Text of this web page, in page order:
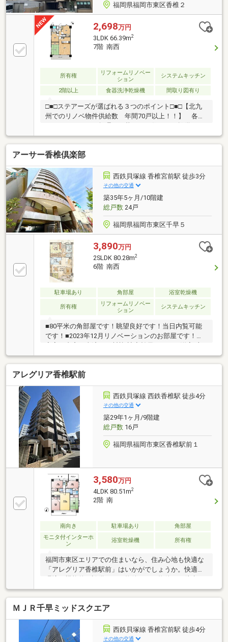
福岡県福岡市東区香椎２
2,698万円
3LDK 66.39m2
7階 南西
所有権
リフォームリノベー
ション
システムキッチン
2階以上 食器洗浄乾燥機 間取り図有り
□■□ステアーズが選ばれる３つのポイント□■□【北九
州でのリノベ物件供給数 年間70戸以上！！】 各エ
リアにおしゃれで無理なく暮らせる住まいを提供して
います！！ 家具付き、ペット可能など特徴様々
♪【住宅ローンに強い】 多くの銀行や信用金庫と提
携をしており、様々なプランをご提案できます♪ 金
利が低い方がいい、通りやすい方がいい、たくさん借
りたいなど、お客様の条件に合わせてご提案致します
♪【有資格者多数！】 ファイナンシャルプランナ
ー、宅地建物取引士、住宅ローンアドバイザーなど多
数資格を持っています！ 無理のない資金計画をご提
案致します♪ お問合せお待ちしております♪
アーサー香椎倶楽部
西鉄貝塚線 香椎宮前駅 徒歩3分
その他の交通
築35年5ヶ月/10階建
総戸数24戸
福岡県福岡市東区千早５
3,890万円
2SLDK 80.28m2
6階 南西
駐車場あり 角部屋 浴室乾燥機
所有権
リフォームリノベー
ション
システムキッチン
■80平米の角部屋です！眺望良好です！当日内覧可能
です！■2023年12月リノベーションのお部屋です！・
寝室は内窓工事済みで断熱/遮音効果あり！（洋室2部
屋二重サッシ）・手をかざすだけで水が出る自動水栓
付き洗面化粧台・トイレは温水洗浄はもちろん、使用
後自動で流れるオート便器洗浄機能付き！フタも自動
開閉機能あり！・お風呂は、ゆったり腰掛けて過ごす
ベンチカウンターあり！24型浴室テレビ、バス天井サ
ウンドステム！・フロント食洗器！その他詳細は担当
までご連絡下さいませ！■最寄り駅、小中学校、スー
パー、ドラッグストア、コンビニ 徒歩約10分圏内
周辺環境大変充実しています！
アレグリア香椎駅前
西鉄貝塚線 西鉄香椎駅 徒歩4分
その他の交通
築29年1ヶ月/9階建
総戸数16戸
福岡県福岡市東区香椎駅前１
3,580万円
4LDK 80.51m2
2階 南
南向き 駐車場あり
角部屋
モニタ付インターホ
ン
浴室乾燥機 所有権
福岡市東区エリアでの住まいなら、住み心地も快適な
「アレグリア香椎駅前」はいかがでしょうか。快適な
環境と機能的な設備のある物件です。物件から徒歩4
分のところに駅があるので、移動時間に余裕を持つこ
とができます。スーパーやコンビニ等の生活利便施設
が全部近くに揃います。大規模リフォームで綺麗な当
物件、ぜひお問い合わせください。●リフォーム内
容：システムキッチン・ユニットバス・洗面化粧台・
トイレ・給湯器・TVモニターホン交換、フローリング
ＭＪＲ千早ミッドスクエア
西鉄貝塚線 香椎宮前駅 徒歩4分
その他の交通